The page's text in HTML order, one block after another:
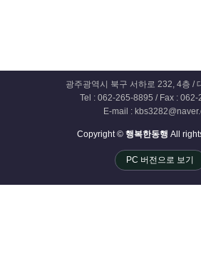
광주광역시 북구 서하로 232, 4층 /
Tel : 062-265-8895 / Fax : 062-
E-mail :
Copyright © 행복한동행 All
PC 버전으로 보기